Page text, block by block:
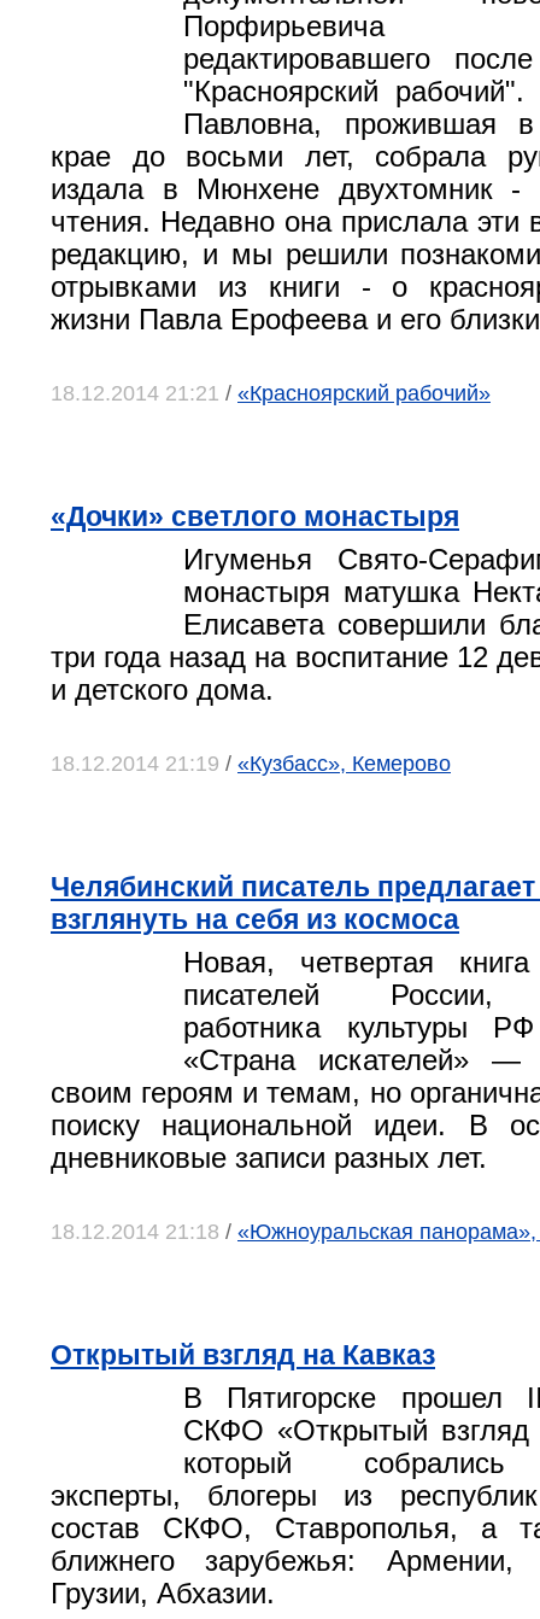
Порфирьевича
редактировавшего
"Красноярский
Павловна, прожившая в
крае до восьми лет, собрала
издала в Мюнхене двухтомник -
чтения. Недавно она прислала эти
редакцию, и мы решили
отрывками из книги - о
жизни Павла Ерофеева и его
18.12.2014 21:21 / «Красноярский рабочий»
«Дочки» светлого монастыря
Игуменья Свято-
монастыря матушка
Елисавета совершили
три года назад на воспитание 12
и детского дома.
18.12.2014 21:19 / «Кузбасс», Кемерово
Челябинский писатель
взглянуть на себя из космоса
Новая, четвертая
писателей России,
работника культуры
«Страна искателей» —
своим героям и темам, но
поиску национальной идеи. В
дневниковые записи разных лет.
18.12.2014 21:18 / «Южноуральская панорама»,
Открытый взгляд на Кавказ
В Пятигорске
СКФО «Открытый взгляд
который собрались
эксперты, блогеры из
состав СКФО, Ставрополья, а
ближнего зарубежья: Армении,
Грузии, Абхазии.